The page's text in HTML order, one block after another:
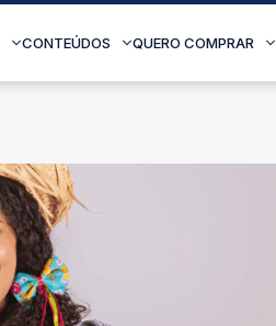
CONTEÚDOS QUERO COMPRAR